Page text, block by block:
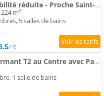
Gîte 15 pers. - Mobilité réduite - Proche Saint-Guérin - Parking, Salle de réunion, Ski room - FR-1-
m²
5 salles de bains
/10
Appartement Charmant T2 au Centre avec Parking et Wifi - FR-1-342-340
1 salle de bains